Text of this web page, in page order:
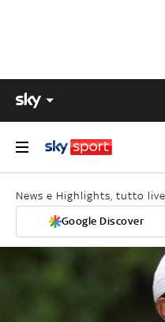
News e Highlights, tutto
Google Discover